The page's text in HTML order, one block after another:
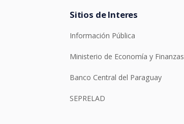
Sitios de Interes
Información Pública
Ministerio de Economía y Finanzas
Banco Central del Paraguay
SEPRELAD